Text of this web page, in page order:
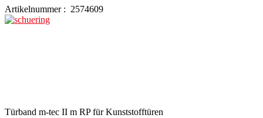
Artikelnummer : 2574609
Türband m-tec II m RP für Kunststofftüren